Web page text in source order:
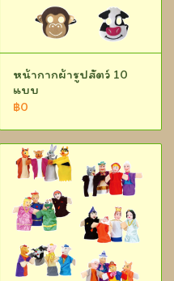
หน้ากากผ้ารูปสัตว์ 10
แบบ
฿0